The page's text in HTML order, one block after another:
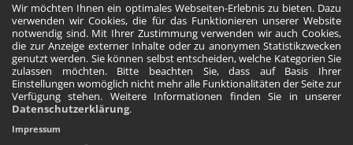
Wir möchten Ihnen ein optimales Webseiten-Erlebnis zu bieten. Dazu
verwenden wir Cookies, die für das Funktionieren unserer Website
notwendig sind. Mit Ihrer Zustimmung verwenden wir auch Cookies,
die zur Anzeige externer Inhalte oder zu anonymen Statistikzwecken
genutzt werden. Sie können selbst entscheiden, welche Kategorien Sie
zulassen möchten. Bitte beachten Sie, dass auf Basis Ihrer
Einstellungen womöglich nicht mehr alle Funktionalitäten der Seite zur
Verfügung stehen. Weitere Informationen finden Sie in unserer
Datenschutzerklärung.
Impressum